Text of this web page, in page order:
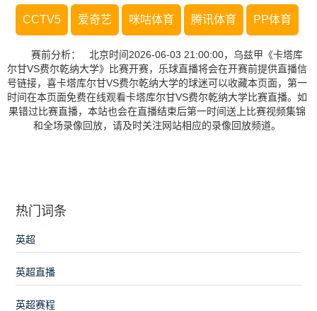
CCTV5 爱奇艺 咪咕体育 腾讯体育 PP体育
赛前分析： 北京时间2026-06-03 21:00:00，乌兹甲《卡塔库
尔甘VS费尔乾纳大学》比赛开赛，乐球直播将会在开赛前提供直播信
号链接，喜卡塔库尔甘VS费尔乾纳大学的球迷可以收藏本页面，第一
时间在本页面免费在线观看卡塔库尔甘VS费尔乾纳大学比赛直播。如
果错过比赛直播，本站也会在直播结束后第一时间送上比赛视频集锦
和全场录像回放，请及时关注网站相应的录像回放频道。
热门词条
英超
英超直播
英超赛程